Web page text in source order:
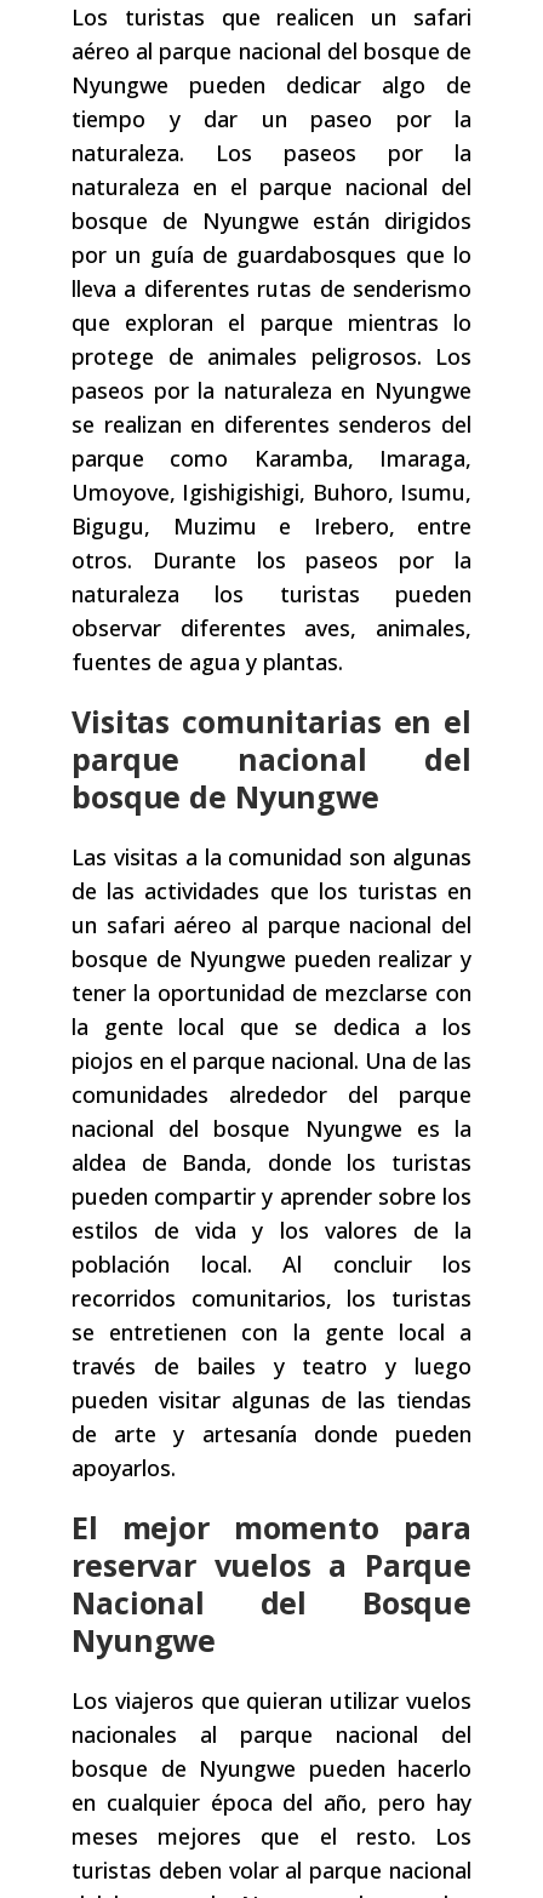
Los turistas que realicen un safari
aéreo al parque nacional del bosque de
Nyungwe pueden dedicar algo de
tiempo y dar un paseo por la
naturaleza. Los paseos por la
naturaleza en el parque nacional del
bosque de Nyungwe están dirigidos
por un guía de guardabosques que lo
lleva a diferentes rutas de senderismo
que exploran el parque mientras lo
protege de animales peligrosos. Los
paseos por la naturaleza en Nyungwe
se realizan en diferentes senderos del
parque como Karamba, Imaraga,
Umoyove, Igishigishigi, Buhoro, Isumu,
Bigugu, Muzimu e Irebero, entre
otros. Durante los paseos por la
naturaleza los turistas pueden
observar diferentes aves, animales,
fuentes de agua y plantas.
Visitas comunitarias en el
parque nacional del
bosque de Nyungwe
Las visitas a la comunidad son algunas
de las actividades que los turistas en
un safari aéreo al parque nacional del
bosque de Nyungwe pueden realizar y
tener la oportunidad de mezclarse con
la gente local que se dedica a los
piojos en el parque nacional. Una de las
comunidades alrededor del parque
nacional del bosque Nyungwe es la
aldea de Banda, donde los turistas
pueden compartir y aprender sobre los
estilos de vida y los valores de la
población local. Al concluir los
recorridos comunitarios, los turistas
se entretienen con la gente local a
través de bailes y teatro y luego
pueden visitar algunas de las tiendas
de arte y artesanía donde pueden
apoyarlos.
El mejor momento para
reservar vuelos a Parque
Nacional del Bosque
Nyungwe
Los viajeros que quieran utilizar vuelos
nacionales al parque nacional del
bosque de Nyungwe pueden hacerlo
en cualquier época del año, pero hay
meses mejores que el resto. Los
turistas deben volar al parque nacional